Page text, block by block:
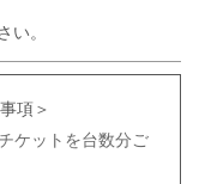
。
項＞
ケットを台数分ご